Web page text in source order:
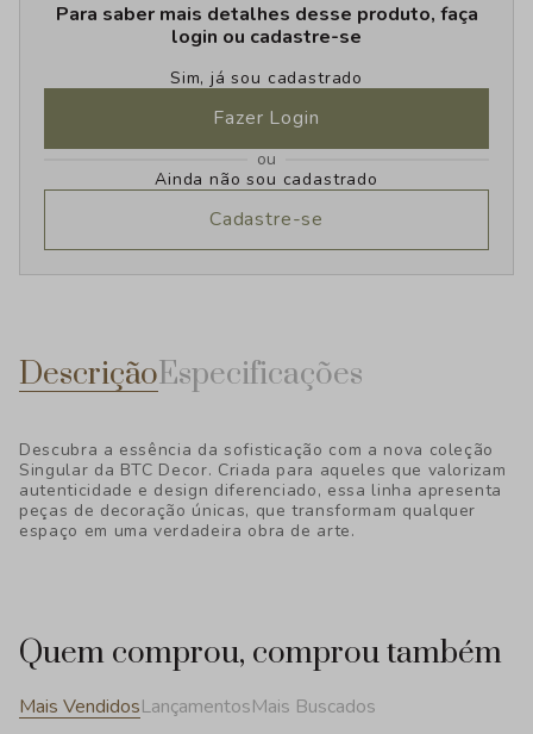
Para saber mais detalhes desse produto, faça
login ou cadastre-se
Sim, já sou cadastrado
Fazer Login
ou
Ainda não sou cadastrado
Cadastre-se
DescriçãoEspecificações
Descubra a essência da sofisticação com a nova coleção
Singular da BTC Decor. Criada para aqueles que valorizam
autenticidade e design diferenciado, essa linha apresenta
peças de decoração únicas, que transformam qualquer
espaço em uma verdadeira obra de arte.
Quem comprou, comprou também
Mais VendidosLançamentosMais Buscados